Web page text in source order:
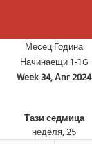
МесецГодина
Начинаещи 1-1G
Week 34, Авг 2024
Тази седмица
неделя, 25